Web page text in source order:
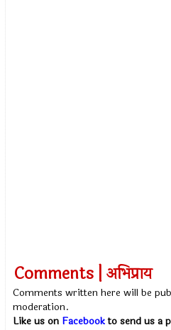
Comments | अभिप्राय
Comments written here will be
moderation.
Like us on Facebookto send us a